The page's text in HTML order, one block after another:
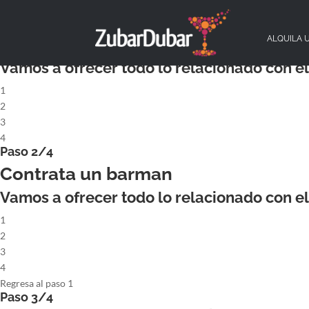
ALQUILA UN COCKTAILBAR
Vamos a ofrecer todo lo relacionado con
1
2
3
4
Paso 2/4
Contrata un barman
Vamos a ofrecer todo lo relacionado con
1
2
3
4
Regresa al paso 1
Paso 3/4
ALQUILA